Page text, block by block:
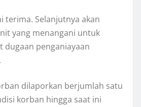
terima. Selanjutnya akan
yang menangani untuk
dugaan penganiayaan
dilaporkan berjumlah satu
korban hingga saat ini